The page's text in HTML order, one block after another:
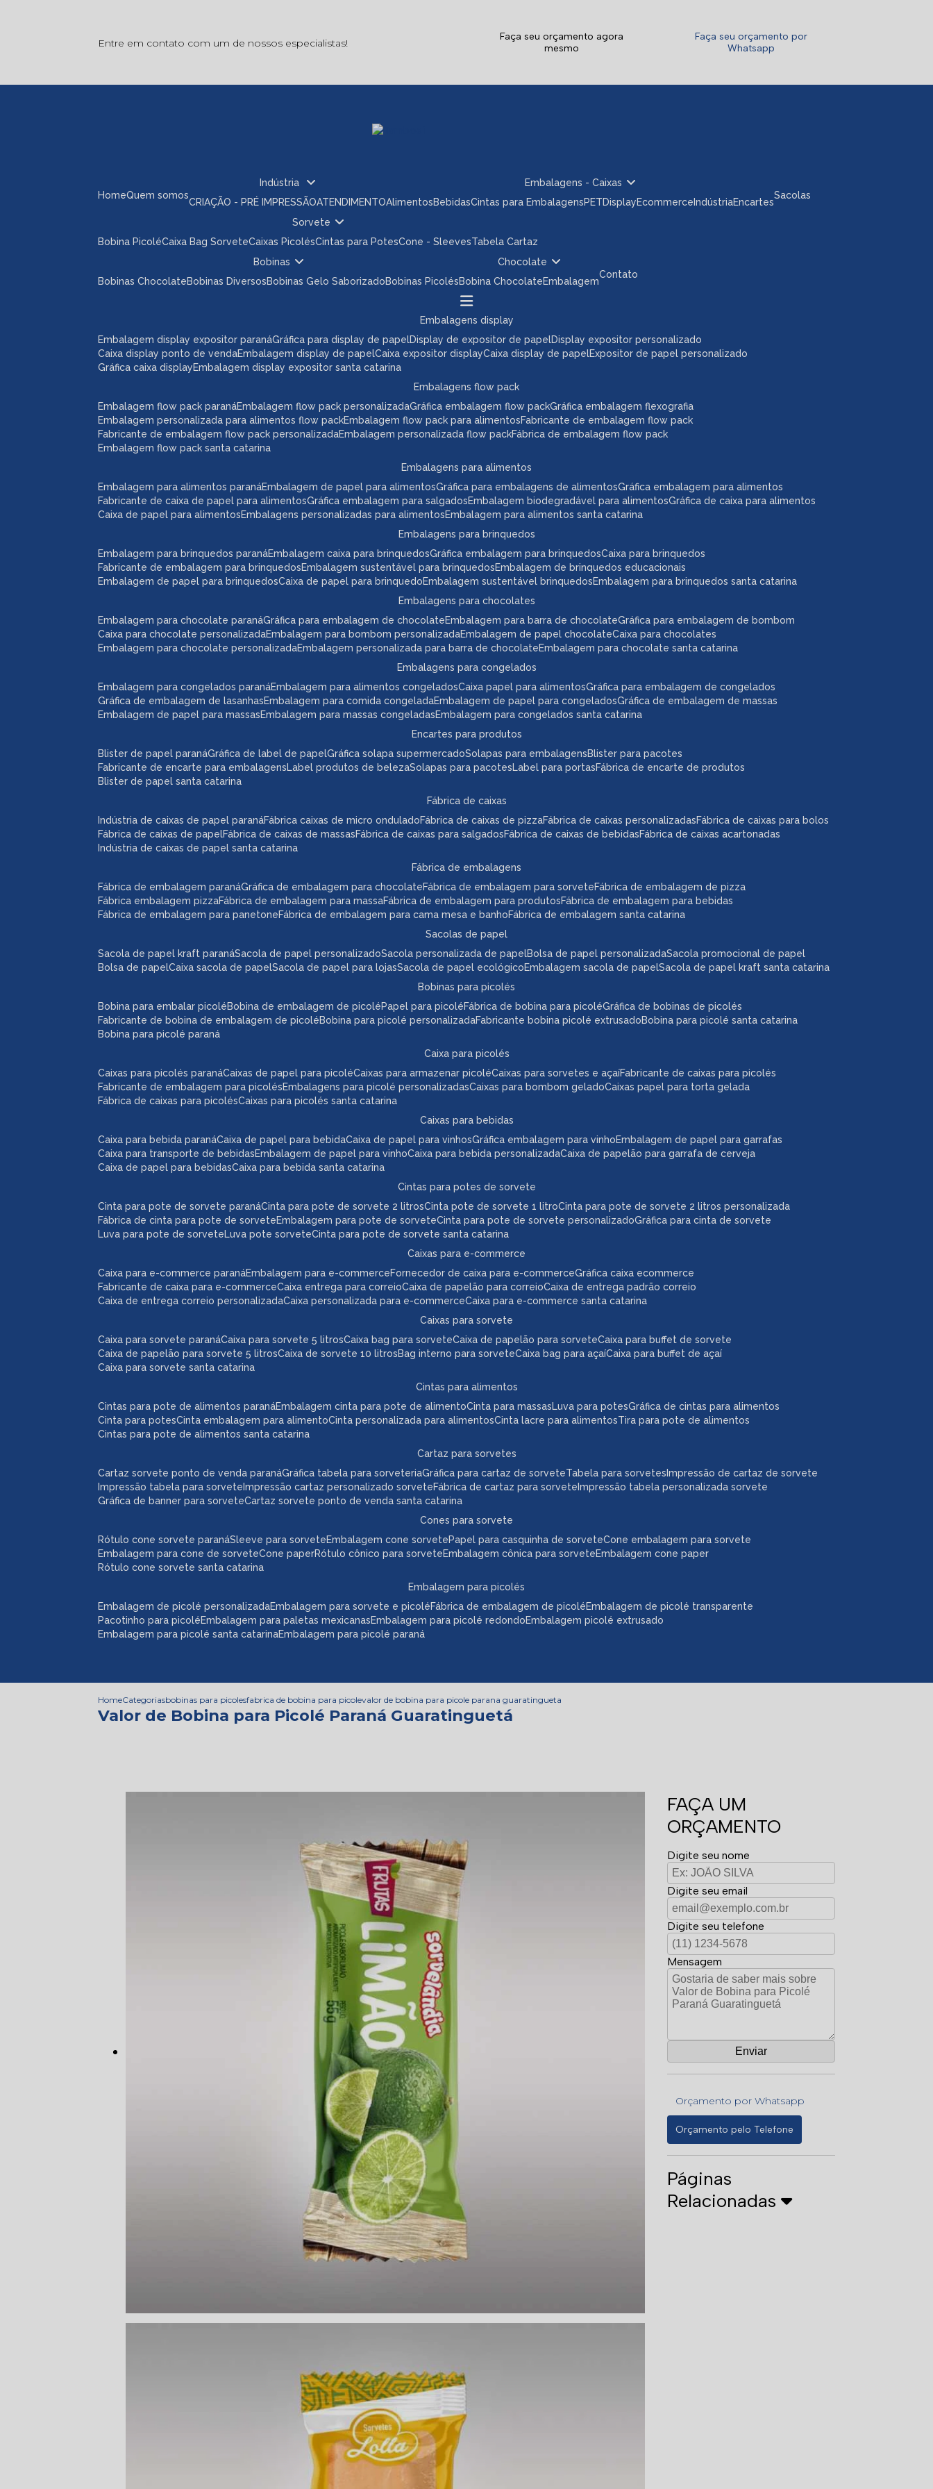
Entre em contato com um de nossos especialistas!
Faça seu orçamento agora
mesmo
Faça seu orçamento por
Whatsapp
Home Quem somos
Indústria
CRIAÇÃO - PRÉ IMPRESSÃO ATENDIMENTO
Sacolas
Sorvete
Bobina Picolé
Caixa Bag Sorvete Caixas Picolés Cintas para Potes Cone - Sleeves
Tabela Cartaz
Chocolate
Bobina Chocolate Embalagem
Bobinas
Bobinas Chocolate
Bobinas Diversos Bobinas Gelo Saborizado Bobinas Picolés
Embalagens - Caixas
Alimentos
Bebidas Cintas para Embalagens Display Ecommerce Encartes
Indústria
PET
Contato
bobinas para picolés
bobina para embalar picolé
bobina de embalagem de picolé papel para picolé
gráfica de bobinas de picolés
fabricante de bobina de embalagem de picolé
fabricante bobina picolé extrusado
bobina para picolé personalizada
fábrica de bobina para picolé
bobina para picolé santa catarina
bobina para picolé paraná
caixa para picolés
caixas de papel para picolé
caixas para armazenar picolé
caixas para sorvetes e açaí
fabricante de embalagem para picolés embalagens para picolé personalizadas caixas papel para torta gelada
caixas para bombom gelado
fabricante de caixas para picolés
fábrica de caixas para picolés caixas para picolés santa catarina
caixas para picolés paraná
caixas para bebidas
caixa de papel para bebida
caixa de papel para vinhos
gráfica embalagem para vinho
caixa para transporte de bebidas embalagem de papel para vinho caixa de papelão para garrafa de cerveja
caixa para bebida personalizada
embalagem de papel para garrafas
caixa de papel para bebidas caixa para bebida santa catarina
caixa para bebida paraná
caixas para e-commerce
embalagem para e-commerce fornecedor de caixa para e-commerce
gráfica caixa ecommerce
caixa entrega para correio
caixa de papelão para correio
caixa de entrega correio personalizada
caixa de entrega padrão correio
fabricante de caixa para e-commerce
caixa personalizada para e-commerce
caixa para e-commerce santa catarina
caixa para e-commerce paraná
caixas para sorvete
caixa para sorvete 5 litros
caixa bag para sorvete
caixa de papelão para sorvete
caixa de papelão para sorvete 5 litros
caixa de sorvete 10 litros caixa bag para açaí
bag interno para sorvete
caixa para buffet de sorvete
caixa para buffet de açaí
caixa para sorvete santa catarina
caixa para sorvete paraná
cartaz para sorvetes
gráfica tabela para sorveteria
gráfica para cartaz de sorvete
tabela para sorvetes
impressão tabela para sorvete impressão cartaz personalizado sorvete impressão tabela personalizada sorvete
fábrica de cartaz para sorvete
impressão de cartaz de sorvete
gráfica de banner para sorvete cartaz sorvete ponto de venda santa catarina
cartaz sorvete ponto de venda paraná
cintas para alimentos
embalagem cinta para pote de alimento
cinta para massas luva para potes
cinta para potes
cinta embalagem para alimento cinta lacre para alimentos
cinta personalizada para alimentos
gráfica de cintas para alimentos
tira para pote de alimentos
cintas para pote de alimentos santa catarina
cintas para pote de alimentos paraná
cintas para potes de sorvete
cinta para pote de sorvete 2 litros
cinta pote de sorvete 1 litro
cinta para pote de sorvete 2 litros personalizada
embalagem para pote de sorvete
cinta para pote de sorvete personalizado
luva para pote de sorvete
gráfica para cinta de sorvete
fábrica de cinta para pote de sorvete
luva pote sorvete
cinta para pote de sorvete santa catarina
cinta para pote de sorvete paraná
cones para sorvete
sleeve para sorvete embalagem cone sorvete
papel para casquinha de sorvete
embalagem para cone de sorvete
cone paper embalagem cônica para sorvete
rótulo cônico para sorvete
cone embalagem para sorvete
embalagem cone paper
rótulo cone sorvete santa catarina
rótulo cone sorvete paraná
embalagem para picolés
embalagem de picolé personalizada embalagem para sorvete e picolé fábrica de embalagem de picolé
pacotinho para picolé embalagem para paletas mexicanas embalagem picolé extrusado
embalagem para picolé redondo
embalagem de picolé transparente
embalagem para picolé santa catarina embalagem para picolé paraná
embalagens display
gráfica para display de papel
display de expositor de papel
display expositor personalizado
embalagem display de papel
caixa expositor display expositor de papel personalizado
caixa display de papel
caixa display ponto de venda
gráfica caixa display embalagem display expositor santa catarina
embalagem display expositor paraná
embalagens flow pack
embalagem flow pack personalizada
gráfica embalagem flow pack
gráfica embalagem flexografia
embalagem flow pack para alimentos fabricante de embalagem flow pack
embalagem personalizada flow pack
fabricante de embalagem flow pack personalizada
embalagem personalizada para alimentos flow pack
fábrica de embalagem flow pack
embalagem flow pack santa catarina
embalagem flow pack paraná
embalagens para alimentos
embalagem de papel para alimentos
gráfica para embalagens de alimentos
gráfica embalagem para alimentos
gráfica embalagem para salgados embalagem biodegradável para alimentos
caixa de papel para alimentos
gráfica de caixa para alimentos
fabricante de caixa de papel para alimentos
embalagens personalizadas para alimentos embalagem para alimentos santa catarina
embalagem para alimentos paraná
embalagens para brinquedos
embalagem caixa para brinquedos
gráfica embalagem para brinquedos
caixa para brinquedos
embalagem sustentável para brinquedos embalagem de brinquedos educacionais
caixa de papel para brinquedo
embalagem de papel para brinquedos
fabricante de embalagem para brinquedos
embalagem sustentável brinquedos embalagem para brinquedos santa catarina
embalagem para brinquedos paraná
embalagens para chocolates
gráfica para embalagem de chocolate embalagem para barra de chocolate
gráfica para embalagem de bombom
embalagem para bombom personalizada embalagem de papel chocolate
embalagem para chocolate personalizada
caixa para chocolates
caixa para chocolate personalizada
embalagem personalizada para barra de chocolate embalagem para chocolate santa catarina
embalagem para chocolate paraná
embalagens para congelados
embalagem para alimentos congelados
caixa papel para alimentos
gráfica para embalagem de congelados
embalagem para comida congelada embalagem de papel para congelados
embalagem de papel para massas
gráfica de embalagem de massas
gráfica de embalagem de lasanhas
embalagem para massas congeladas embalagem para congelados santa catarina
embalagem para congelados paraná
encartes para produtos
gráfica de label de papel
gráfica solapa supermercado solapas para embalagens
fabricante de encarte para embalagens label produtos de beleza label para portas
solapas para pacotes
blister para pacotes
fábrica de encarte de produtos
blister de papel santa catarina
blister de papel paraná
fábrica de caixas
fábrica caixas de micro ondulado fábrica de caixas de pizza fábrica de caixas personalizadas
fábrica de caixas de papel fábrica de caixas de massas fábrica de caixas de bebidas
fábrica de caixas para salgados
fábrica de caixas para bolos
fábrica de caixas acartonadas
indústria de caixas de papel santa catarina
indústria de caixas de papel paraná
fábrica de embalagens
gráfica de embalagem para chocolate fábrica de embalagem para sorvete fábrica de embalagem de pizza
fábrica de embalagem para massa fábrica de embalagem para produtos
fábrica de embalagem para panetone
fábrica de embalagem para bebidas
fábrica embalagem pizza
fábrica de embalagem para cama mesa e banho fábrica de embalagem santa catarina
fábrica de embalagem paraná
sacolas de papel
sacola de papel personalizado sacola personalizada de papel bolsa de papel personalizada
bolsa de papel
caixa sacola de papel sacola de papel ecológico
sacola de papel para lojas
sacola promocional de papel
embalagem sacola de papel sacola de papel kraft santa catarina
sacola de papel kraft paraná
HomeCategoriasbobinas para picolesfabrica de bobina para picolevalor de bobina para picole parana guaratingueta
Valor de Bobina para Picolé Paraná Guaratinguetá
FAÇA UM
ORÇAMENTO
Digite seu nome
Digite seu email
Digite seu telefone
Mensagem
Orçamento por Whatsapp
Orçamento pelo Telefone
Páginas
Relacionadas